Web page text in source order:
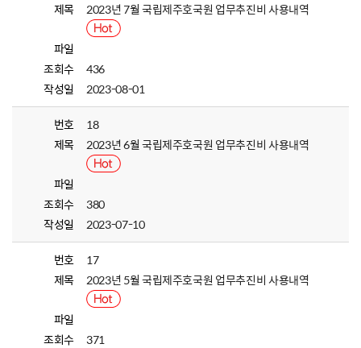
제목
2023년 7월 국립제주호국원 업무추진비 사용내역
파일
조회수
436
작성일
2023-08-01
번호
18
제목
2023년 6월 국립제주호국원 업무추진비 사용내역
파일
조회수
380
작성일
2023-07-10
번호
17
제목
2023년 5월 국립제주호국원 업무추진비 사용내역
파일
조회수
371